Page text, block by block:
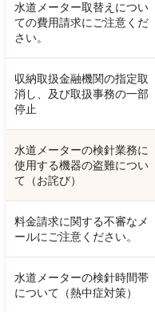
水道メーター取替えについ
ての費用請求にご注意くだ
さい。
収納取扱金融機関の指定取
消し、及び取扱事務の一部
停止
水道メーターの検針業務に
使用する機器の盗難につい
て（お詫び）
料金請求に関する不審なメ
ールにご注意ください。
水道メーターの検針時間帯
について（熱中症対策）